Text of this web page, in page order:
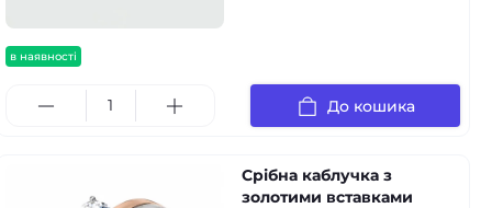
в наявності
До кошика
Срібна каблучка з
золотими вставками